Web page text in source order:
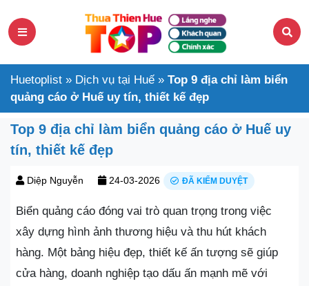
Huetoplist » Dịch vụ tại Huế » Top 9 địa chỉ làm biển
quảng cáo ở Huế uy tín, thiết kế đẹp
Top 9 địa chỉ làm biển quảng cáo ở Huế uy
tín, thiết kế đẹp
Diệp Nguyễn 24-03-2026 ĐÃ KIỂM DUYỆT
Biển quảng cáo đóng vai trò quan trọng trong việc
xây dựng hình ảnh thương hiệu và thu hút khách
hàng. Một bảng hiệu đẹp, thiết kế ấn tượng sẽ giúp
cửa hàng, doanh nghiệp tạo dấu ấn mạnh mẽ với